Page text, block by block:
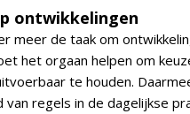
ontwikkelingen
meer de taak om
het orgaan helpen om
te houden.
regels in de dagelijkse